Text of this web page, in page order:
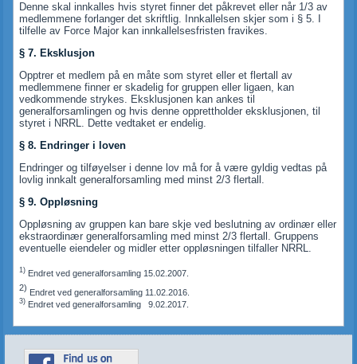
Denne skal innkalles hvis styret finner det påkrevet eller når 1/3 av
medlemmene forlanger det skriftlig. Innkallelsen skjer som i § 5. I
tilfelle av Force Major kan innkallelsesfristen fravikes.
§ 7. Eksklusjon
Opptrer et medlem på en måte som styret eller et flertall av
medlemmene finner er skadelig for gruppen eller ligaen, kan
vedkommende strykes. Eksklusjonen kan ankes til
generalforsamlingen og hvis denne opprettholder eksklusjonen, til
styret i NRRL. Dette vedtaket er endelig.
§ 8. Endringer i loven
Endringer og tilføyelser i denne lov må for å være gyldig vedtas på
lovlig innkalt generalforsamling med minst 2/3 flertall.
§ 9. Oppløsning
Oppløsning av gruppen kan bare skje ved beslutning av ordinær eller
ekstraordinær generalforsamling med minst 2/3 flertall. Gruppens
eventuelle eiendeler og midler etter oppløsningen tilfaller NRRL.
1) Endret ved generalforsamling 15.02.2007.
2) Endret ved generalforsamling 11.02.2016.
3) Endret ved generalforsamling 9.02.2017.